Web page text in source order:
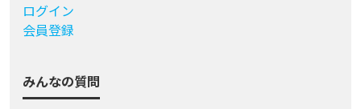
ログイン
会員登録
みんなの質問